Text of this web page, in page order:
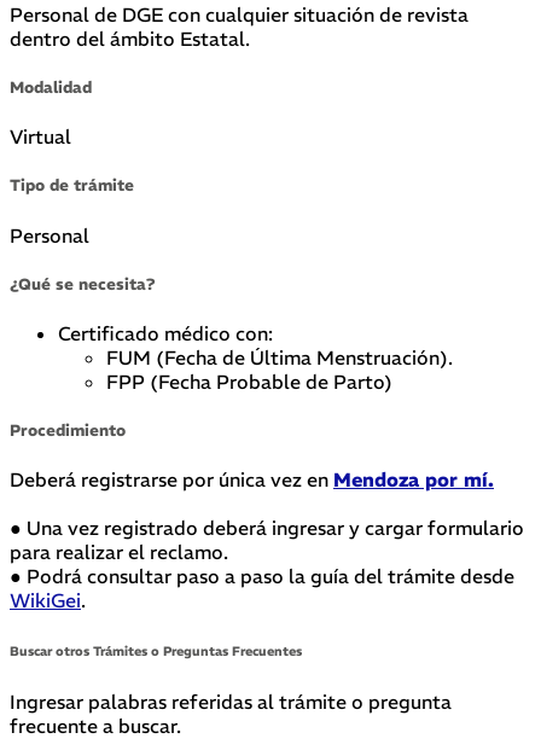
Personal de DGE con cualquier situación de revista
dentro del ámbito Estatal.
Modalidad
Virtual
Tipo de trámite
Personal
¿Qué se necesita?
Certificado médico con:
FUM (Fecha de Última Menstruación).
FPP (Fecha Probable de Parto)
Procedimiento
Deberá registrarse por única vez en Mendoza por mí.
● Una vez registrado deberá ingresar y cargar formulario
para realizar el reclamo.
● Podrá consultar paso a paso la guía del trámite desde
WikiGei.
Buscar otros Trámites o Preguntas Frecuentes
Ingresar palabras referidas al trámite o pregunta
frecuente a buscar.